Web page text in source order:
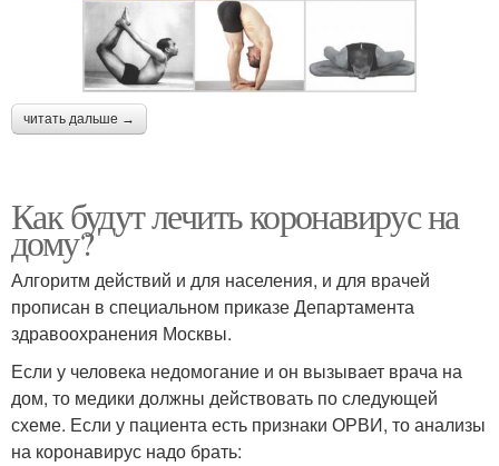
читать дальше →
Как будут лечить коронавирус на
дому?
Алгоритм действий и для населения, и для врачей
прописан в специальном приказе Департамента
здравоохранения Москвы.
Если у человека недомогание и он вызывает врача на
дом, то медики должны действовать по следующей
схеме. Если у пациента есть признаки ОРВИ, то анализы
на коронавирус надо брать: